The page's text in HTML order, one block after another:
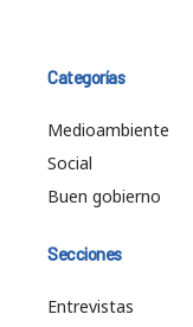
Categorías
Medioambiente
Social
Buen gobierno
Secciones
Entrevistas